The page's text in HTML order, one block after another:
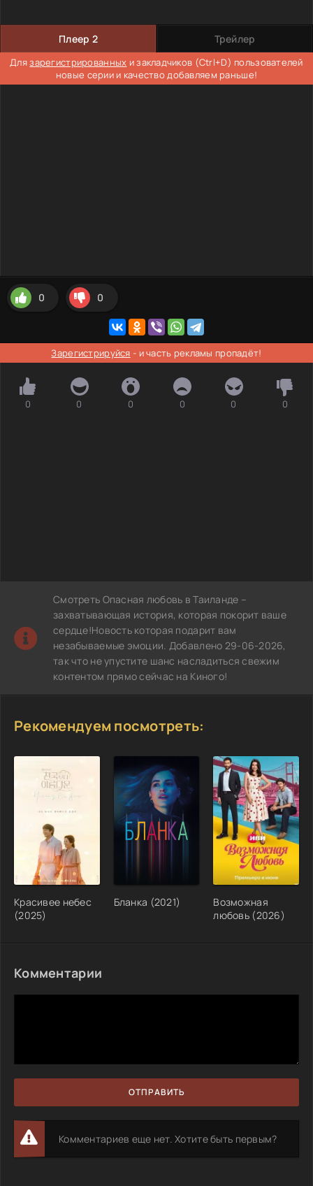
Плеер 2 Трейлер
Длязарегистрированных и закладчиков (Ctrl+D) пользователей
новые серии и качество добавляем раньше!
0 0
Зарегистрируйся - и часть рекламы пропадёт!
0 0 0 0 0 0
Смотреть Опасная любовь в Таиланде –
захватывающая история, которая покорит ваше
сердце!Новость которая подарит вам
незабываемые эмоции. Добавлено 29-06-2026,
так что не упустите шанс насладиться свежим
контентом прямо сейчас на Киного!
Рекомендуем посмотреть:
Красивее небес
(2025)
Бланка (2021)
Возможная
любовь (2026)
Комментарии
ОТПРАВИТЬ
Комментариев еще нет. Хотите быть первым?